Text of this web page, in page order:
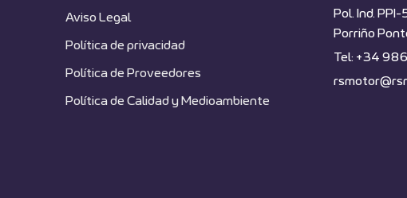
Aviso Legal
Política de privacidad
Política de Proveedores
Política de Calidad y Medioambiente
Pol. Ind.
Porriño
Tel: +34